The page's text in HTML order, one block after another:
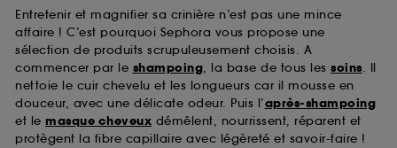
Entretenir et magnifier sa crinière n’est pas une mince
affaire ! C’est pourquoi Sephora vous propose une
sélection de produits scrupuleusement choisis. A
commencer par le shampoing, la base de tous les soins. Il
nettoie le cuir chevelu et les longueurs car il mousse en
douceur, avec une délicate odeur. Puis l’après-shampoing
et le masque cheveux démêlent, nourrissent, réparent et
protègent la fibre capillaire avec légèreté et savoir-faire !